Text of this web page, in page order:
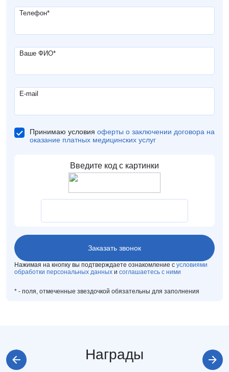
Телефон*
Ваше ФИО*
E-mail
Принимаю условия оферты о заключении договора на
оказание платных медицинских услуг
Нажимая на кнопку вы подтверждаете ознакомление с условиями
обработки персональных данных и соглашаетесь с ними
* - поля, отмеченные звездочкой обязательны для заполнения
Награды